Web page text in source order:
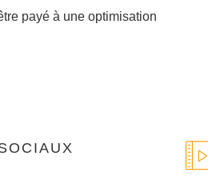
payé à une optimisation